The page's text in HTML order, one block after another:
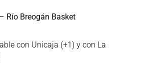
Río Breogán Basket
con Unicaja (+1) y con La